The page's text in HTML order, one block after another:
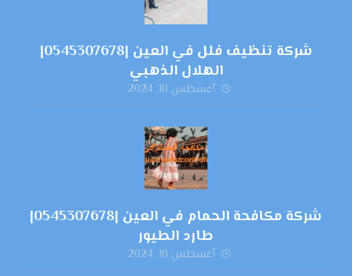
شركة تنظيف فلل في العين |0545307678|
الهلال الذهبي
أغسطس 10, 2024
شركة مكافحة الحمام في العين |0545307678|
طارد الطيور
أغسطس 10, 2024